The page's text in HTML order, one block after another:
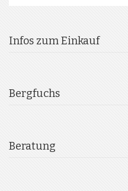
Infos zum Einkauf
Bergfuchs
Beratung